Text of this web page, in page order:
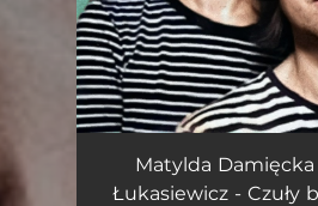
Czuły Barbarzyńca
Matylda
Łukasiewicz - Czuły